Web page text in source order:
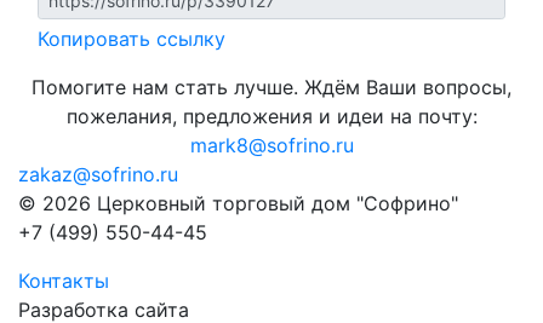
Копировать ссылку
Помогите нам стать лучше. Ждём Ваши вопросы,
пожелания, предложения и идеи на почту:
mark8@sofrino.ru
zakaz@sofrino.ru
© 2026 Церковный торговый дом "Софрино"
+7 (499) 550-44-45
Контакты
Разработка сайта